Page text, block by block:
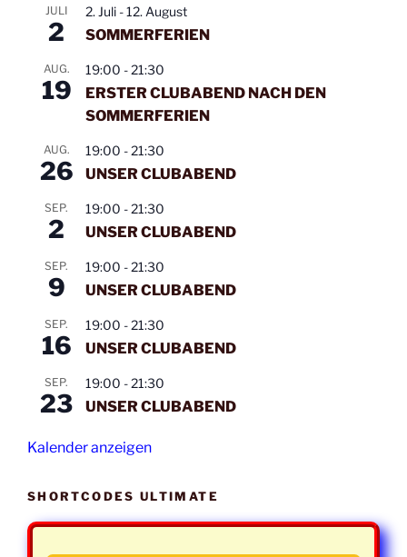
Mittwoch
14. Januar
2026
Mittwoch
21. Januar
2026
19:30 -
Mainstream
Mittwoch
04. Februar
19:30 -
2026
Uhr
Mittwoch
18. Februar
2026
21:30
Mittwoch
25. Februar
19:30 -
Mittwoch
04. März
2026
21:30
Mainstream
JULI
2
2. Juli -12. August
SOMMERFERIEN
AUG.
19
19:00 -21:30
ERSTER CLUBABEND NACH DEN
SOMMERFERIEN
AUG.
26
19:00 -21:30
UNSER CLUBABEND
SEP.
2
19:00 -21:30
UNSER CLUBABEND
SEP.
9
19:00 -21:30
UNSER CLUBABEND
SEP.
16
19:00 -21:30
UNSER CLUBABEND
SEP.
23
19:00 -21:30
UNSER CLUBABEND
Kalender anzeigen
SHORTCODES ULTIMATE